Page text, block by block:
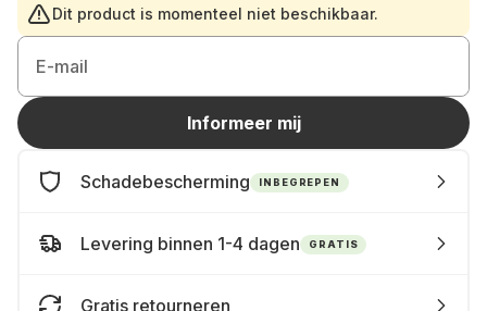
Dit product is momenteel niet beschikbaar.
E-mail
Informeer mij
Schadebescherming INBEGREPEN
Levering binnen 1-4 dagen GRATIS
Gratis retourneren